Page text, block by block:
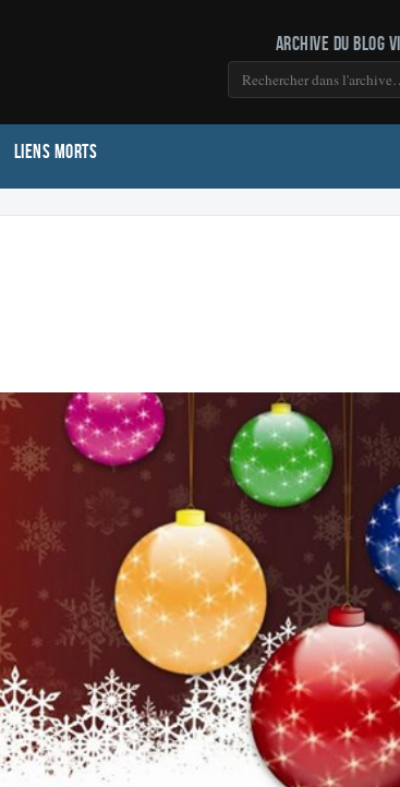
Archive du blog
Liens morts